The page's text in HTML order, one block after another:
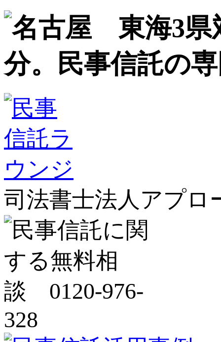
司法書士法人アプロ